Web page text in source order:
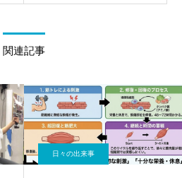
関連記事
日々の出来事